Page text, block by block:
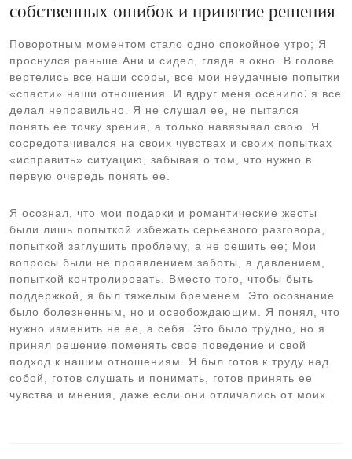
собственных ошибок и принятие решения
Поворотным моментом стало одно спокойное утро; Я
проснулся раньше Ани и сидел, глядя в окно. В голове
вертелись все наши ссоры, все мои неудачные попытки
«спасти» наши отношения. И вдруг меня осенило⁚ я все
делал неправильно. Я не слушал ее, не пытался
понять ее точку зрения, а только навязывал свою. Я
сосредотачивался на своих чувствах и своих попытках
«исправить» ситуацию, забывая о том, что нужно в
первую очередь понять ее.
Я осознал, что мои подарки и романтические жесты
были лишь попыткой избежать серьезного разговора,
попыткой заглушить проблему, а не решить ее; Мои
вопросы были не проявлением заботы, а давлением,
попыткой контролировать. Вместо того, чтобы быть
поддержкой, я был тяжелым бременем. Это осознание
было болезненным, но и освобождающим. Я понял, что
нужно изменить не ее, а себя. Это было трудно, но я
принял решение поменять свое поведение и свой
подход к нашим отношениям. Я был готов к труду над
собой, готов слушать и понимать, готов принять ее
чувства и мнения, даже если они отличались от моих.